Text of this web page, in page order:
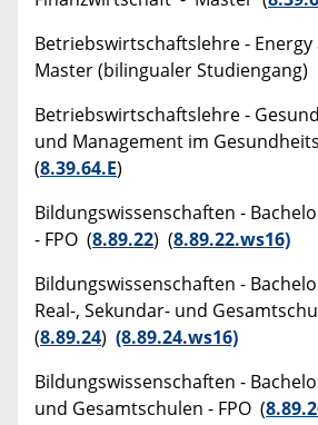
Betriebswirtschaftslehre - Energy
Master (bilingualer
Betriebswirtschaftslehre -
und Management im
(8.39.64.E)
Bildungswissenschaften -
- FPO (8.89.22) (8.89.22.ws16)
Bildungswissenschaften -
Real-, Sekundar- und
(8.89.24) (8.89.24.ws16)
Bildungswissenschaften -
und Gesamtschulen - FPO (